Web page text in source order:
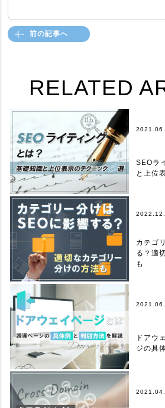
前の記事へ
RELATED
SEOラ
と上位
カテゴ
る？適
も
ドアウ
ジの具